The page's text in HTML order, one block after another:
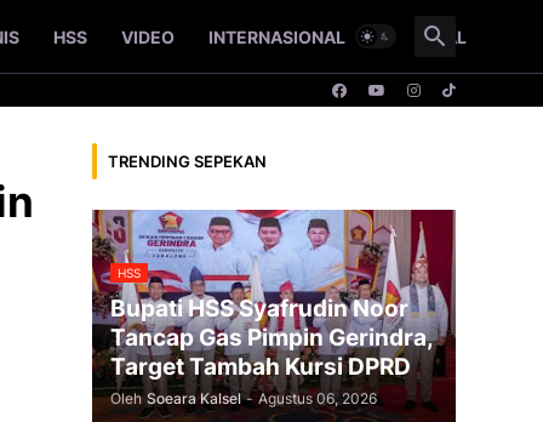
HSS VIDEO INTERNASIONAL NASIONAL
TRENDING SEPEKAN
HSS
Bupati HSS Syafrudin Noor
Tancap Gas Pimpin Gerindra,
Target Tambah Kursi DPRD
Oleh Soeara Kalsel - Agustus 06, 2026